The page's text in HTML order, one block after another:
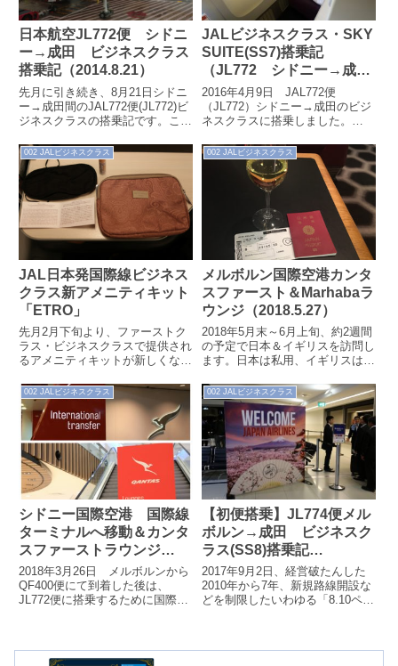
日本航空JL772便 シドニ
ー→成田 ビジネスクラス
搭乗記（2014.8.21）
先月に引き続き、8月21日シドニ
ー→成田間のJAL772便(JL772)ビ
ジネスクラスの搭乗記です。ここ
スしていたのですが、たまに...
JALビジネスクラス・SKY
SUITE(SS7)搭乗記
（JL772 シドニー→成
田 2016.4.9）
2016年4月9日 JAL772便
（JL772）シドニー→成田のビジ
ネスクラスに搭乗しました。
クラスは、今年の1月8日に続...
002 JALビジネスクラス
JAL日本発国際線ビジネス
クラス新アメニティキット
「ETRO」
先月2月下旬より、ファーストク
ラス・ビジネスクラスで提供され
るアメニティキットが新しくなっ
乗した際に、この新しいアメニテ
ィキット...
002 JALビジネスクラス
メルボルン国際空港カンタ
スファースト＆Marhabaラ
ウンジ（2018.5.27）
2018年5月末～6月上旬、約2週間
の予定で日本＆イギリスを訪問し
ます。日本は私用、イギリスは出
だったのですが、イギリス出張が
急遽...
002 JALビジネスクラス
シドニー国際空港 国際線
ターミナルへ移動＆カンタ
スファーストラウンジ
（2018.3.26）
2018年3月26日 メルボルンから
QF400便にて到着した後は、
JL772便に搭乗するために国際線
002 JALビジネスクラス
【初便搭乗】JL774便メル
ボルン→成田 ビジネスク
ラス(SS8)搭乗記
（2017.9.2）
2017年9月2日、経営破たんした
2010年から7年、新規路線開設な
どを制限したいわゆる「8.10ペー